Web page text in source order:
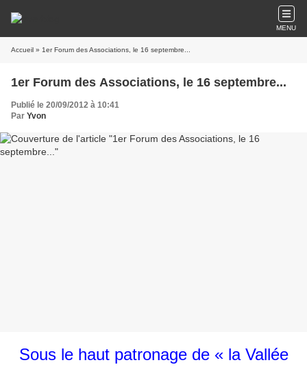
MENU
Accueil » 1er Forum des Associations, le 16 septembre...
1er Forum des Associations, le 16 septembre...
Publié le 20/09/2012 à 10:41
Par Yvon
Sous le haut patronage de « la Vallée